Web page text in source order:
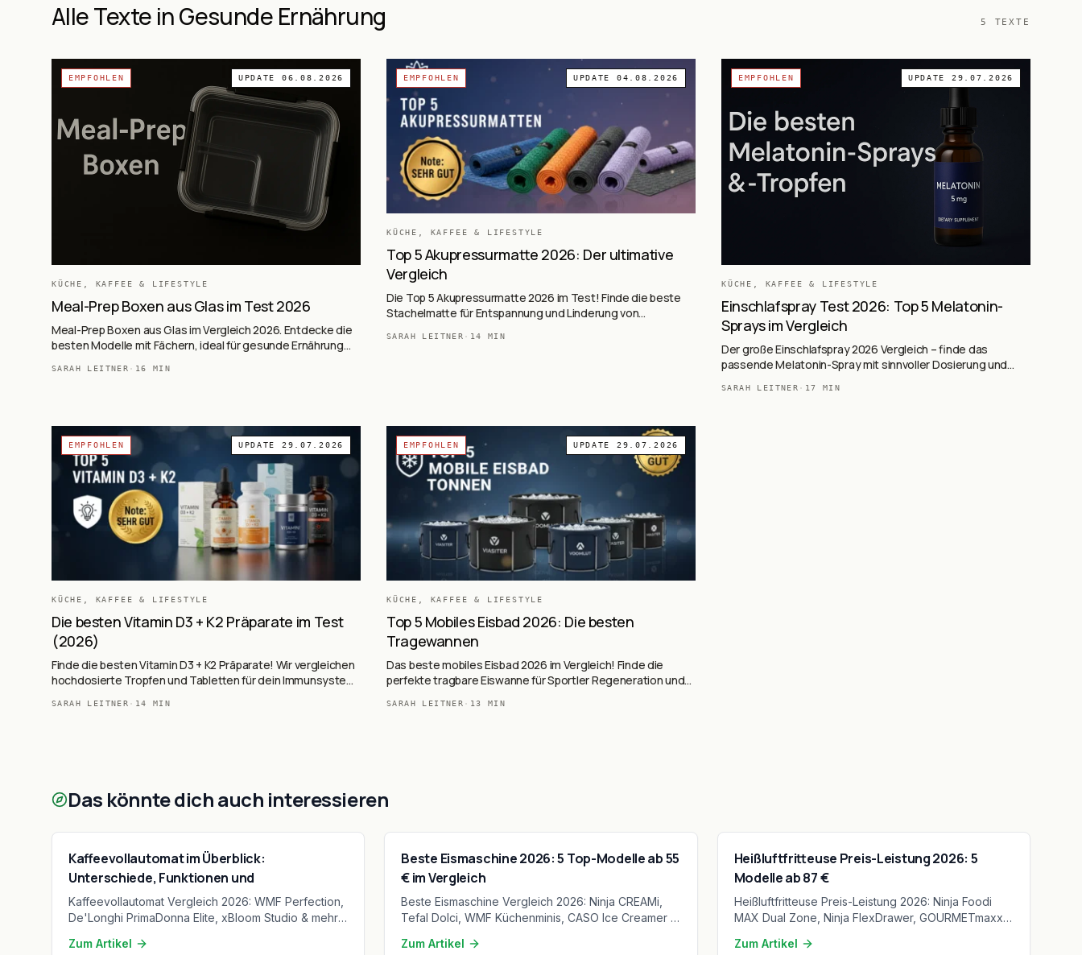
Alle Texte in Gesunde Ernährung 5 TEXTE
EMPFOHLEN UPDATE 06.08.2026
KÜCHE, KAFFEE & LIFESTYLE
Meal-Prep Boxen aus Glas im Test 2026
Meal-Prep Boxen aus Glas im Vergleich 2026. Entdecke die
besten Modelle mit Fächern, ideal für gesunde Ernährung
SARAH LEITNER · 16 MIN
EMPFOHLEN UPDATE 04.08.2026
KÜCHE, KAFFEE & LIFESTYLE
Top 5 Akupressurmatte 2026: Der ultimative
Vergleich
Die Top 5 Akupressurmatte 2026 im Test! Finde die beste
Stachelmatte für Entspannung und Linderung von
SARAH LEITNER · 14 MIN
EMPFOHLEN UPDATE 29.07.2026
KÜCHE, KAFFEE & LIFESTYLE
Einschlafspray Test 2026: Top 5 Melatonin-
Sprays im Vergleich
Der große Einschlafspray 2026 Vergleich – finde das
passende Melatonin-Spray mit sinnvoller Dosierung und
SARAH LEITNER · 17 MIN
EMPFOHLEN UPDATE 29.07.2026
KÜCHE, KAFFEE & LIFESTYLE
Die besten Vitamin D3 + K2 Präparate im Test
(2026)
Finde die besten Vitamin D3 + K2 Präparate! Wir vergleichen
hochdosierte Tropfen und Tabletten für dein Immunsystem
SARAH LEITNER · 14 MIN
EMPFOHLEN UPDATE 29.07.2026
KÜCHE, KAFFEE & LIFESTYLE
Top 5 Mobiles Eisbad 2026: Die besten
Tragewannen
Das beste mobiles Eisbad 2026 im Vergleich! Finde die
perfekte tragbare Eiswanne für Sportler Regeneration und
SARAH LEITNER · 13 MIN
Das könnte dich auch interessieren
Kaffeevollautomat im Überblick:
Unterschiede, Funktionen und
Kaffeevollautomat Vergleich 2026: WMF Perfection,
De'Longhi PrimaDonna Elite, xBloom Studio & mehr.
269 €.
Zum Artikel
Beste Eismaschine 2026: 5 Top-Modelle ab 55
€ im Vergleich
Beste Eismaschine Vergleich 2026: Ninja CREAMi,
Tefal Dolci, WMF Küchenminis, CASO Ice Creamer &
cremiges Eis macht. Ab 55,99 €.
Zum Artikel
Heißluftfritteuse Preis-Leistung 2026: 5
Modelle ab 87 €
Heißluftfritteuse Preis-Leistung 2026: Ninja Foodi
MAX Dual Zone, Ninja FlexDrawer, GOURMETmaxx,
du die beste Heißluftfritteuse.
Zum Artikel